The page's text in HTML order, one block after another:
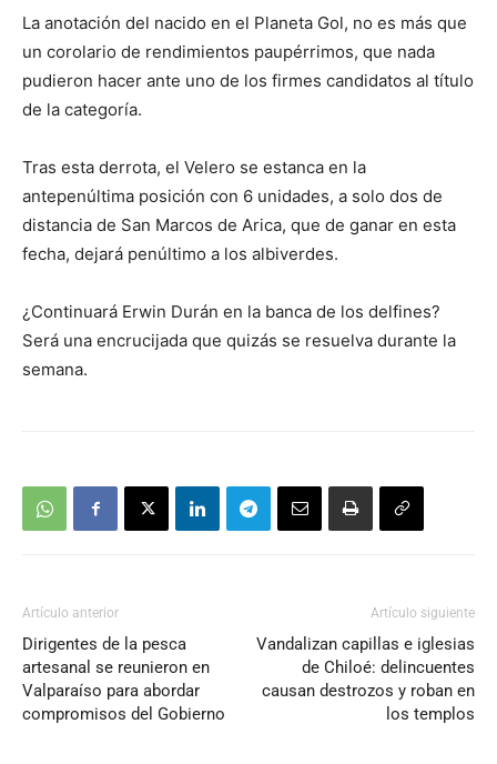
La anotación del nacido en el Planeta Gol, no es más que
un corolario de rendimientos paupérrimos, que nada
pudieron hacer ante uno de los firmes candidatos al título
de la categoría.
Tras esta derrota, el Velero se estanca en la
antepenúltima posición con 6 unidades, a solo dos de
distancia de San Marcos de Arica, que de ganar en esta
fecha, dejará penúltimo a los albiverdes.
¿Continuará Erwin Durán en la banca de los delfines?
Será una encrucijada que quizás se resuelva durante la
semana.
Artículo anterior
Dirigentes de la pesca
artesanal se reunieron en
Valparaíso para abordar
compromisos del Gobierno
Artículo siguiente
Vandalizan capillas e iglesias
de Chiloé: delincuentes
causan destrozos y roban en
los templos